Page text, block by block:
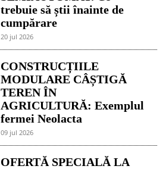
trebuie să știi înainte de
cumpărare
20 jul 2026
CONSTRUCȚIILE
MODULARE CÂȘTIGĂ
TEREN ÎN
AGRICULTURĂ: Exemplul
fermei Neolacta
09 jul 2026
OFERTĂ SPECIALĂ LA